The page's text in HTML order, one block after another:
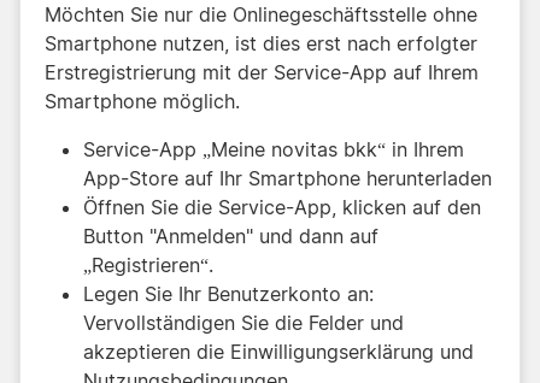
Möchten Sie nur die Onlinegeschäftsstelle ohne
Smartphone nutzen, ist dies erst nach erfolgter
Erstregistrierung mit der Service-App auf Ihrem
Smartphone möglich.
Service-App „Meine novitas bkk“ in Ihrem
App-Store auf Ihr Smartphone herunterladen
Öffnen Sie die Service-App, klicken auf den
Button "Anmelden" und dann auf
„Registrieren“.
Legen Sie Ihr Benutzerkonto an:
Vervollständigen Sie die Felder und
akzeptieren die Einwilligungserklärung und